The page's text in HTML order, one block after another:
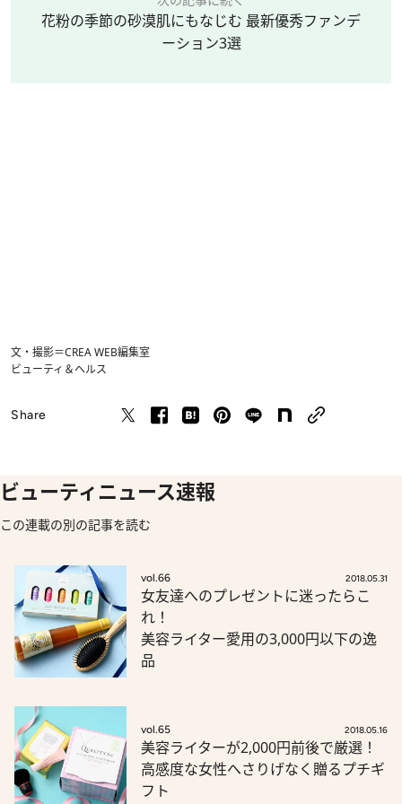
花粉の季節の砂漠肌にもなじむ 最新優秀ファンデ
ーション3選
文・撮影＝CREA WEB編集室
ビューティ＆ヘルス
Share
ビューティニュース速報
この連載の別の記事を読む
vol.66 2018.05.31
女友達へのプレゼントに迷ったらこ
れ！
美容ライター愛用の3,000円以下の逸
品
vol.65 2018.05.16
美容ライターが2,000円前後で厳選！
高感度な女性へさりげなく贈るプチギ
フト